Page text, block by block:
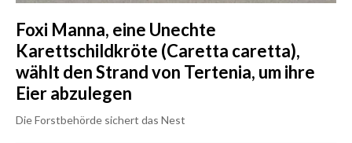
Foxi Manna, eine Unechte
Karettschildkröte (Caretta caretta),
wählt den Strand von Tertenia, um ihre
Eier abzulegen
Die Forstbehörde sichert das Nest